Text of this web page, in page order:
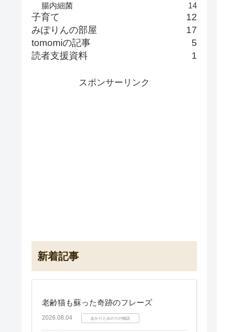
腸内細菌
14
子育て
12
みぽりんの部屋
17
tomomiの記事
5
読者支援資料
1
スポンサーリンク
新着記事
老齢猫も蘇った奇跡のフレーズ
2026.08.04 あかりとみのりの物語